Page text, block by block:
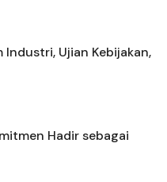
Industri, Ujian Kebijakan,
Hadir sebagai